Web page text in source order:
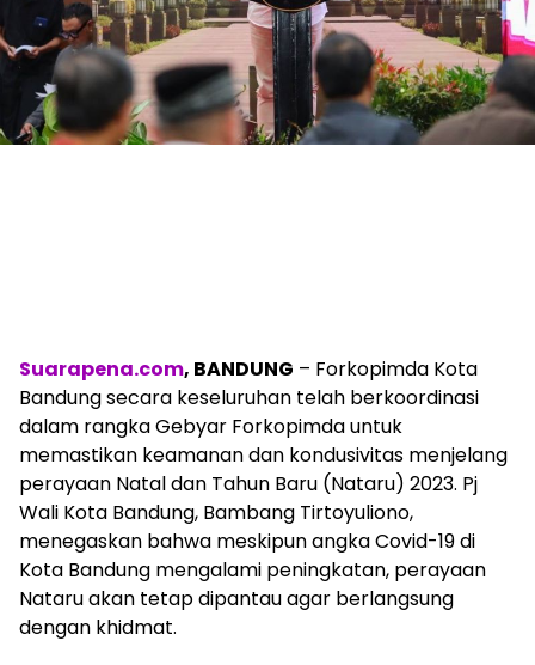
Suarapena.com, BANDUNG – Forkopimda Kota
Bandung secara keseluruhan telah berkoordinasi
dalam rangka Gebyar Forkopimda untuk
memastikan keamanan dan kondusivitas menjelang
perayaan Natal dan Tahun Baru (Nataru) 2023. Pj
Wali Kota Bandung, Bambang Tirtoyuliono,
menegaskan bahwa meskipun angka Covid-19 di
Kota Bandung mengalami peningkatan, perayaan
Nataru akan tetap dipantau agar berlangsung
dengan khidmat.